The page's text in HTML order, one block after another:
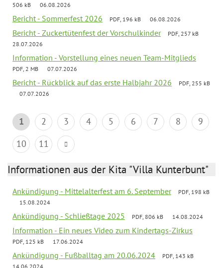
506 kB
06.08.2026
Bericht - Sommerfest 2026 PDF, 196 kB 06.08.2026
Bericht - Zuckertütenfest der Vorschulkinder
PDF, 257 kB
28.07.2026
Information - Vorstellung eines neuen Team-Mitglieds
PDF, 2 MB 07.07.2026
Bericht - Rückblick auf das erste Halbjahr 2026
PDF, 255 kB
07.07.2026
1 2 3 4 5 6 7 8
9
10
11
Informationen aus der Kita "Villa Kunterbunt"
Ankündigung - Mittelalterfest am 6. September
PDF, 198 kB
15.08.2024
Ankündigung - Schließtage 2025 PDF, 806 kB 14.08.2024
Information - Ein neues Video zum Kindertags-Zirkus
PDF, 125 kB 17.06.2024
Ankündigung - Fußballtag am 20.06.2024
PDF, 143 kB
14.06.2024